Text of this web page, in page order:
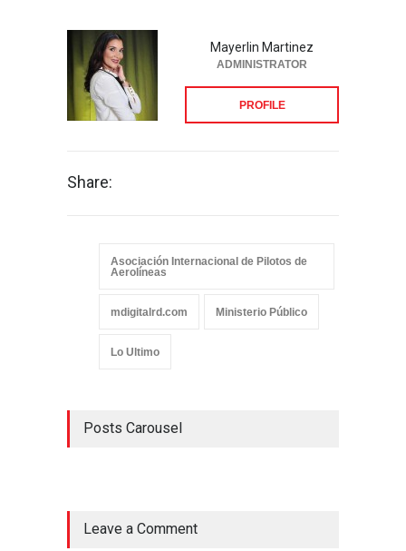
Mayerlin Martinez
ADMINISTRATOR
PROFILE
Share:
Asociación Internacional de Pilotos de
Aerolíneas
mdigitalrd.com Ministerio Público
Lo Ultimo
Posts Carousel
Leave a Comment